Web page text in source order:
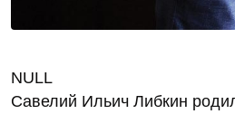
NULL
Савелий Ильич Либкин